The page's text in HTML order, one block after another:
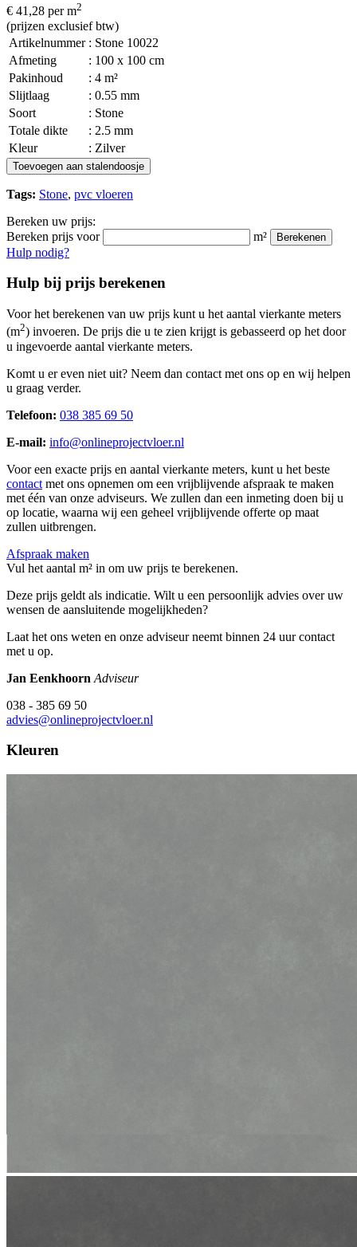
€ 41,28 per m2
(prijzen exclusief btw)
Artikelnummer : Stone 10022
Afmeting
: 100 x 100 cm
Pakinhoud
: 4 m²
Slijtlaag
: 0.55 mm
Soort
: Stone
Totale dikte
: 2.5 mm
Kleur
: Zilver
Toevoegen aan stalendoosje
Tags: Stone, pvc vloeren
Bereken uw prijs:
Bereken prijs voor
m² Berekenen
Hulp nodig?
Hulp bij prijs berekenen
Voor het berekenen van uw prijs kunt u het aantal vierkante meters
(m2) invoeren. De prijs die u te zien krijgt is gebasseerd op het door
u ingevoerde aantal vierkante meters.
Komt u er even niet uit? Neem dan contact met ons op en wij helpen
u graag verder.
Telefoon: 038 385 69 50
E-mail: info@onlineprojectvloer.nl
Voor een exacte prijs en aantal vierkante meters, kunt u het beste
contact met ons opnemen om een vrijblijvende afspraak te maken
met één van onze adviseurs. We zullen dan een inmeting doen bij u
op locatie, waarna wij een geheel vrijblijvende offerte op maat
zullen uitbrengen.
Afspraak maken
Vul het aantal m² in om uw prijs te berekenen.
Deze prijs geldt als indicatie. Wilt u een persoonlijk advies over uw
wensen de aansluitende mogelijkheden?
Laat het ons weten en onze adviseur neemt binnen 24 uur contact
met u op.
Jan Eenkhoorn Adviseur
038 - 385 69 50
advies@onlineprojectvloer.nl
Kleuren